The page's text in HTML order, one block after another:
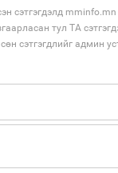
сэтгэгдэлд
тул ТА
сэтгэгдлийг админ